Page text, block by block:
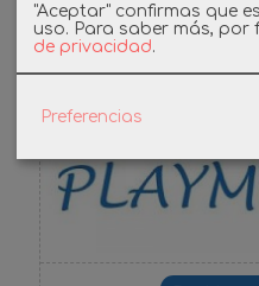
"Aceptar" confirmas que
uso. Para saber más, por
de privacidad.
Preferencias